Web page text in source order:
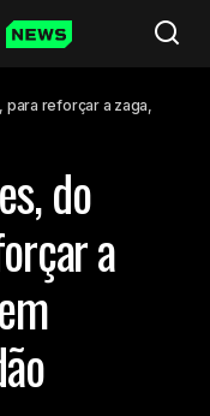
para reforçar a zaga,
do
a